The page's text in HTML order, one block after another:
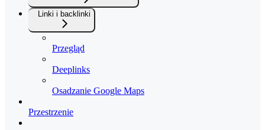
Linki i backlinki
Przegląd
Deeplinks
Osadzanie Google Maps
Przestrzenie